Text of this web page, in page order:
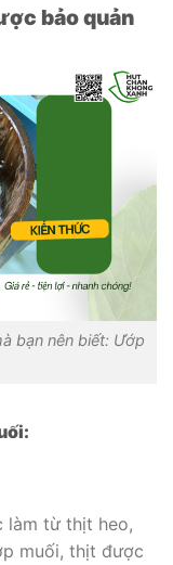
bảo quản
bạn nên biết: Ướp
làm từ thịt heo,
muối, thịt được